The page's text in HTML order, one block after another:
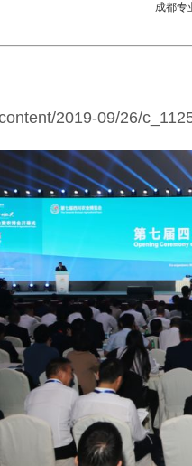
成都专
2019-09/26/